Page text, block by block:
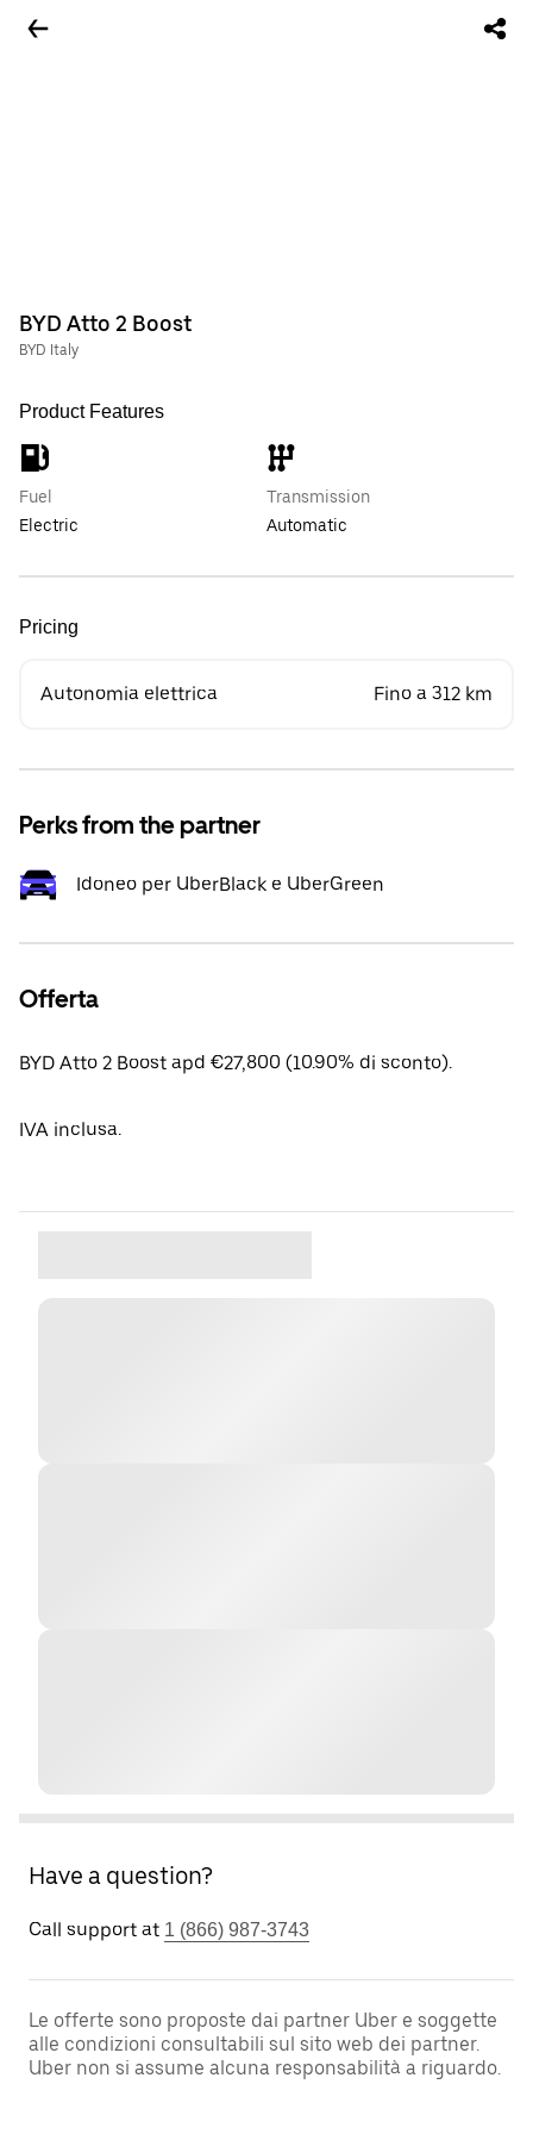
BYD Atto 2 Boost
BYD Italy
Product Features
Fuel
Electric
Transmission
Automatic
Pricing
Autonomia elettrica Fino a 312 km
Perks from the partner
Idoneo per UberBlack e UberGreen
Offerta
BYD Atto 2 Boost apd €27,800 (10.90% di sconto).
IVA inclusa.
Have a question?
Call support at 1 (866) 987-3743
Le offerte sono proposte dai partner Uber e soggette
alle condizioni consultabili sul sito web dei partner.
Uber non si assume alcuna responsabilità a riguardo.